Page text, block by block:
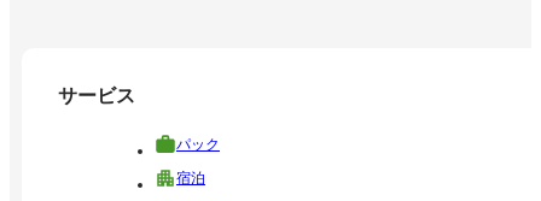
サービス
パック
宿泊